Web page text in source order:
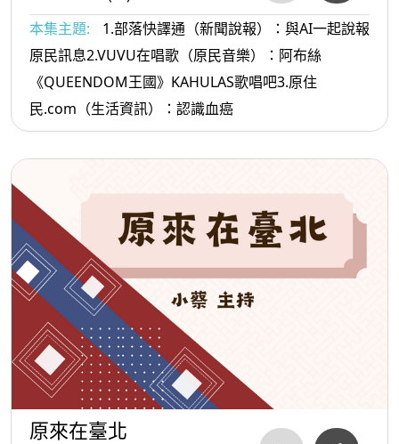
本集主題:
1.部落快譯通（新聞說報）：與AI一起說報
原民訊息2.VUVU在唱歌（原民音樂）：阿布絲
《QUEENDOM王國》KAHULAS歌唱吧3.原住
民.com（生活資訊）：認識血癌
原來在臺北